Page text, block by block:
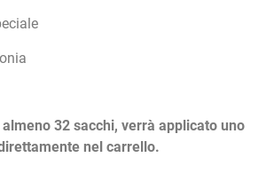
almeno 32 sacchi, verrà applicato uno
nel carrello.